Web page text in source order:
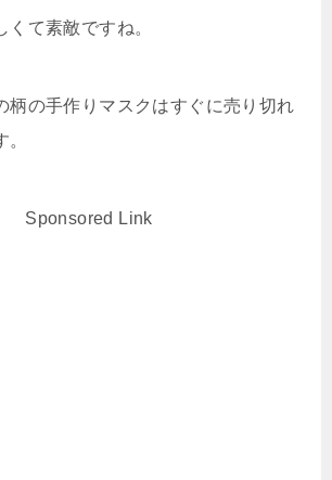
くて素敵ですね。
柄の手作りマスクはすぐに売り切れ
Sponsored Link